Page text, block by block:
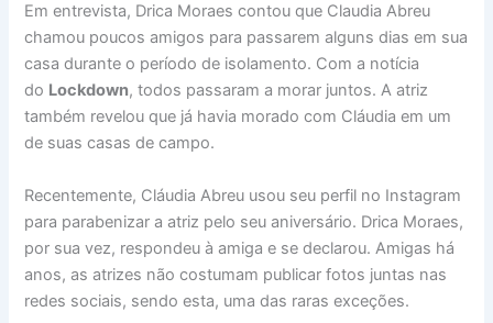
Em entrevista, Drica Moraes contou que Claudia Abreu
chamou poucos amigos para passarem alguns dias em sua
casa durante o período de isolamento. Com a notícia
do Lockdown, todos passaram a morar juntos. A atriz
também revelou que já havia morado com Cláudia em um
de suas casas de campo.
Recentemente, Cláudia Abreu usou seu perfil no Instagram
para parabenizar a atriz pelo seu aniversário. Drica Moraes,
por sua vez, respondeu à amiga e se declarou. Amigas há
anos, as atrizes não costumam publicar fotos juntas nas
redes sociais, sendo esta, uma das raras exceções.